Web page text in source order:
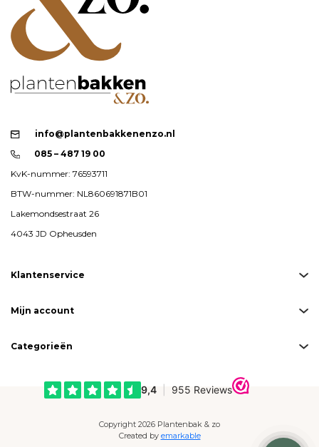
info@plantenbakkenenzo.nl
085 – 487 19 00
KvK-nummer: 76593711
BTW-nummer: NL860691871B01
Lakemondsestraat 26
4043 JD Opheusden
Klantenservice
Mijn account
Categorieën
Copyright 2026 Plantenbak & zo
Created by emarkable